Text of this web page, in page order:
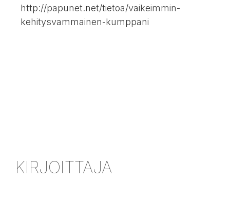
http://papunet.net/tietoa/vaikeimmin-
kehitysvammainen-kumppani
KIRJOITTAJA